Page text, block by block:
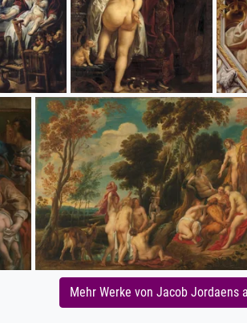
Mehr Werke von Jacob Jordaens